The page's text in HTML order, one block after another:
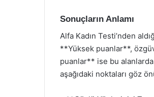
Sonuçların Anlamı
Alfa Kadın Testi’nden
**Yüksek puanlar**,
puanlar** ise bu
aşağıdaki noktaları göz